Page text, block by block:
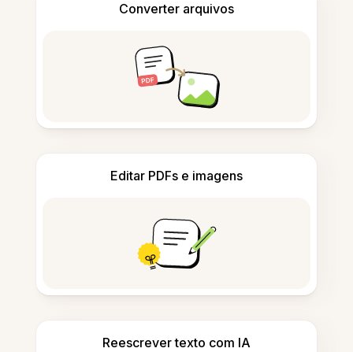
Converter arquivos
Editar PDFs e imagens
Reescrever texto com IA